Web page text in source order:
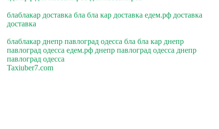
блаблакар доставка бла бла кар доставка едем.рф доставка
доставка
блаблакар днепр павлоград одесса бла бла кар днепр
павлоград одесса едем.рф днепр павлоград одесса днепр
павлоград одесса
Taxiuber7.com